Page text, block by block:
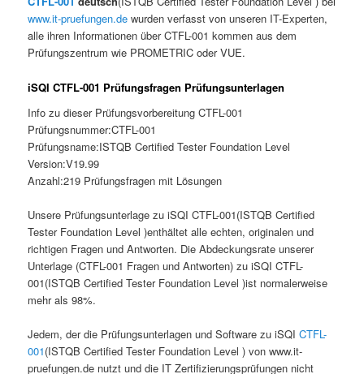
www.it-pruefungen.de wurden verfasst von unseren IT-Experten,
alle ihren Informationen über CTFL-001 kommen aus dem
Prüfungszentrum wie PROMETRIC oder VUE.
iSQI CTFL-001 Prüfungsfragen Prüfungsunterlagen
Info zu dieser Prüfungsvorbereitung CTFL-001
Prüfungsnummer:CTFL-001
Prüfungsname:ISTQB Certified Tester Foundation Level
Version:V19.99
Anzahl:219 Prüfungsfragen mit Lösungen
Unsere Prüfungsunterlage zu iSQI CTFL-001(ISTQB Certified
Tester Foundation Level )enthältet alle echten, originalen und
richtigen Fragen und Antworten. Die Abdeckungsrate unserer
Unterlage (CTFL-001 Fragen und Antworten) zu iSQI CTFL-
001(ISTQB Certified Tester Foundation Level )ist normalerweise
mehr als 98%.
Jedem, der die Prüfungsunterlagen und Software zu iSQICTFL-
001(ISTQB Certified Tester Foundation Level ) von www.it-
pruefungen.de nutzt und die IT Zertifizierungsprüfungen nicht